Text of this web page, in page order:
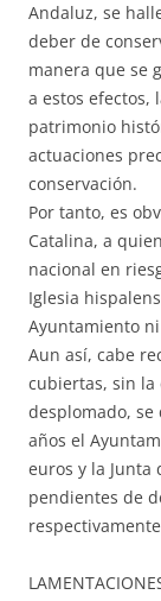
Andaluz, se
deber de
manera que se
a estos efectos,
patrimonio
actuaciones
conservación.
Por tanto, es
Catalina, a
nacional en
Iglesia
Ayuntamiento
Aun así, cabe
cubiertas, sin la
desplomado,
años el
euros y la Junta
pendientes de